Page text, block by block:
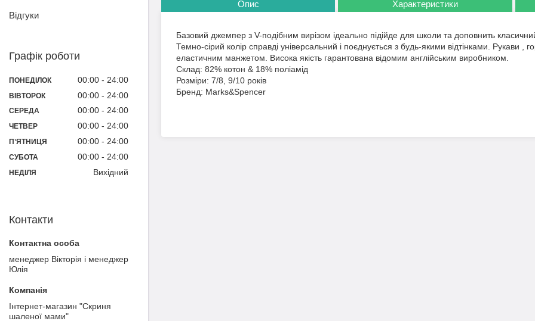
Опис Характеристики
Базовий джемпер з V-подібним вирізом ідеально підійде для школи та доповнить
Темно-сірий колір справді універсальний і поєднується з будь-якими відтінками. Рукави
,
еластичним манжетом. Висока якість гарантована відомим англійським виробником.
Склад: 82% котон & 18% поліамід
Розміри: 7/8, 9/10 років
Бренд: Marks&Spencer
Відгуки
Графік роботи
ПОНЕДІЛОК 00:00 24:00
ВІВТОРОК 00:00 24:00
СЕРЕДА 00:00 24:00
ЧЕТВЕР 00:00 24:00
ПʼЯТНИЦЯ 00:00 24:00
СУБОТА 00:00 24:00
НЕДІЛЯ Вихідний
Контакти
менеджер Вікторія і менеджер
Юлія
Інтернет-магазин "Скриня
шаленої мами"